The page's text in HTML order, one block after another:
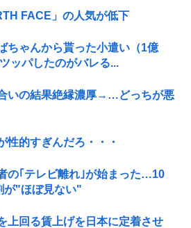
FACE」の人気が低下
ちゃんから貰った小遣い（1億
ッパしたのがバレる...
いの結果絶縁濃厚→…どっちが悪
性的すぎんだろ・・・
の｢テレビ離れ｣が始まった…10
が"ほぼ見ない"
上回る賃上げを日本に定着させ